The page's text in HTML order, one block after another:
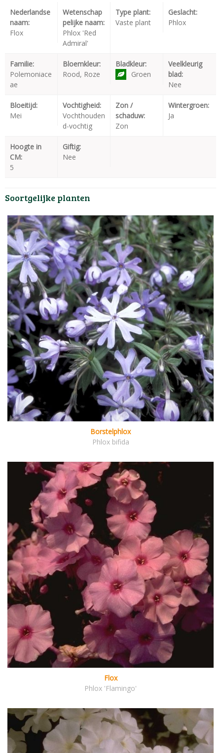
Nederlandse
naam:
Flox
Wetenschap
pelijke naam:
Phlox 'Red
Admiral'
Type plant:
Vaste plant
Geslacht:
Phlox
Familie:
Polemoniace
ae
Bloemkleur:
Rood, Roze
Bladkleur:
Groen
Veelkleurig
blad:
Nee
Bloeitijd:
Mei
Vochtigheid:
Vochthouden
d-vochtig
Zon /
schaduw:
Zon
Wintergroen:
Ja
Hoogte in
CM:
5
Giftig:
Nee
Soortgelijke planten
Borstelphlox
Phlox bifida
Flox
Phlox 'Flamingo'